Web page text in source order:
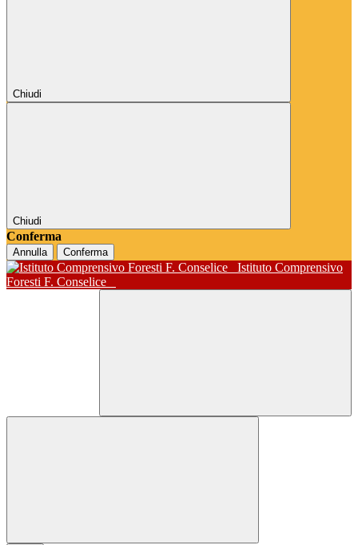
Chiudi
Chiudi
Conferma
Annulla Conferma
Istituto Comprensivo
Foresti F. Conselice